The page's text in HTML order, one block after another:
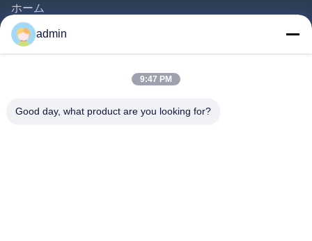
ホーム
製品
動画
工場見学
admin
9:47 PM
Good day, what product are you looking for?